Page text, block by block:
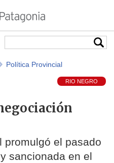
Política Provincial
RIO NEGRO
promulgó el pasado
sancionada en el